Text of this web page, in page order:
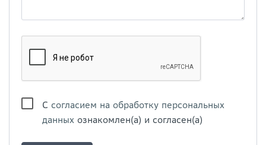
С согласием на обработку персональных
данных ознакомлен(а) и согласен(а)